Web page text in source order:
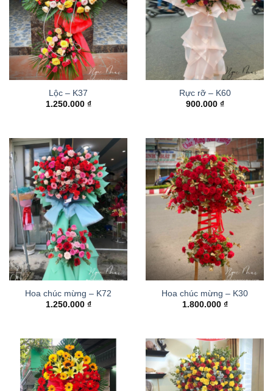
Lộc – K37
1.250.000 ₫
Rực rỡ – K60
900.000 ₫
Hoa chúc mừng – K72
1.250.000 ₫
Hoa chúc mừng – K30
1.800.000 ₫